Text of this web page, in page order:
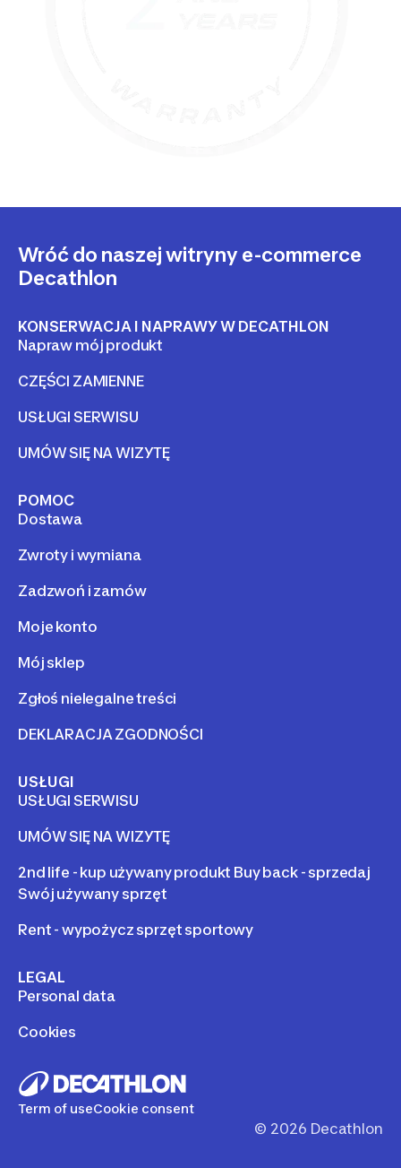
Wróć do naszej witryny e-commerce
Decathlon
KONSERWACJA I NAPRAWY W DECATHLON
Napraw mój produkt
CZĘŚCI ZAMIENNE
USŁUGI SERWISU
UMÓW SIĘ NA WIZYTĘ
POMOC
Dostawa
Zwroty i wymiana
Zadzwoń i zamów
Moje konto
Mój sklep
Zgłoś nielegalne treści
DEKLARACJA ZGODNOŚCI
USŁUGI
USŁUGI SERWISU
UMÓW SIĘ NA WIZYTĘ
2nd life - kup używany produkt Buy back - sprzedaj
Swój używany sprzęt
Rent - wypożycz sprzęt sportowy
LEGAL
Personal data
Cookies
Term of useCookie consent
© 2026 Decathlon